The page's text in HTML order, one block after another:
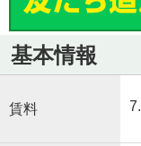
基本情報
賃料